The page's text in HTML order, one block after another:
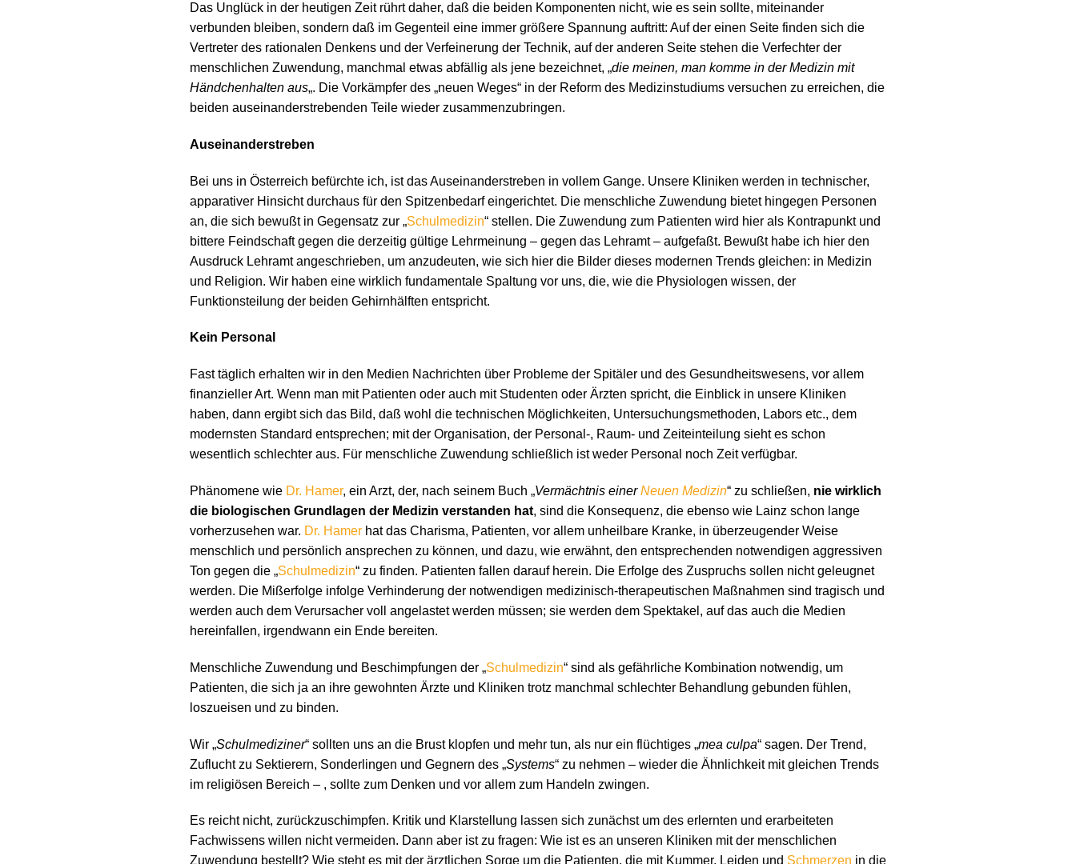
Das Unglück in der heutigen Zeit rührt daher, daß die beiden Komponenten nicht, wie es sein sollte, miteinander
verbunden bleiben, sondern daß im Gegenteil eine immer größere Spannung auftritt: Auf der einen Seite finden sich die
Vertreter des rationalen Denkens und der Verfeinerung der Technik, auf der anderen Seite stehen die Verfechter der
menschlichen Zuwendung, manchmal etwas abfällig als jene bezeichnet, „die meinen, man komme in der Medizin mit
Händchenhalten aus„. Die Vorkämpfer des „neuen Weges“ in der Reform des Medizinstudiums versuchen zu erreichen, die
beiden auseinanderstrebenden Teile wieder zusammenzubringen.
Auseinanderstreben
Bei uns in Österreich befürchte ich, ist das Auseinanderstreben in vollem Gange. Unsere Kliniken werden in technischer,
apparativer Hinsicht durchaus für den Spitzenbedarf eingerichtet. Die menschliche Zuwendung bietet hingegen Personen
an, die sich bewußt in Gegensatz zur „Schulmedizin“ stellen. Die Zuwendung zum Patienten wird hier als Kontrapunkt und
bittere Feindschaft gegen die derzeitig gültige Lehrmeinung – gegen das Lehramt – aufgefaßt. Bewußt habe ich hier den
Ausdruck Lehramt angeschrieben, um anzudeuten, wie sich hier die Bilder dieses modernen Trends gleichen: in Medizin
und Religion. Wir haben eine wirklich fundamentale Spaltung vor uns, die, wie die Physiologen wissen, der
Funktionsteilung der beiden Gehirnhälften entspricht.
Kein Personal
Fast täglich erhalten wir in den Medien Nachrichten über Probleme der Spitäler und des Gesundheitswesens, vor allem
finanzieller Art. Wenn man mit Patienten oder auch mit Studenten oder Ärzten spricht, die Einblick in unsere Kliniken
haben, dann ergibt sich das Bild, daß wohl die technischen Möglichkeiten, Untersuchungsmethoden, Labors etc., dem
modernsten Standard entsprechen; mit der Organisation, der Personal-, Raum- und Zeiteinteilung sieht es schon
wesentlich schlechter aus. Für menschliche Zuwendung schließlich ist weder Personal noch Zeit verfügbar.
Phänomene wie Dr. Hamer, ein Arzt, der, nach seinem Buch „Vermächtnis einerNeuen Medizin“ zu schließen, nie wirklich
die biologischen Grundlagen der Medizin verstanden hat, sind die Konsequenz, die ebenso wie Lainz schon lange
vorherzusehen war. Dr. Hamer hat das Charisma, Patienten, vor allem unheilbare Kranke, in überzeugender Weise
menschlich und persönlich ansprechen zu können, und dazu, wie erwähnt, den entsprechenden notwendigen aggressiven
Ton gegen die „Schulmedizin“ zu finden. Patienten fallen darauf herein. Die Erfolge des Zuspruchs sollen nicht geleugnet
werden. Die Mißerfolge infolge Verhinderung der notwendigen medizinisch-therapeutischen Maßnahmen sind tragisch und
werden auch dem Verursacher voll angelastet werden müssen; sie werden dem Spektakel, auf das auch die Medien
hereinfallen, irgendwann ein Ende bereiten.
Menschliche Zuwendung und Beschimpfungen der „Schulmedizin“ sind als gefährliche Kombination notwendig, um
Patienten, die sich ja an ihre gewohnten Ärzte und Kliniken trotz manchmal schlechter Behandlung gebunden fühlen,
loszueisen und zu binden.
Wir „Schulmediziner“ sollten uns an die Brust klopfen und mehr tun, als nur ein flüchtiges „mea culpa“ sagen. Der Trend,
Zuflucht zu Sektierern, Sonderlingen und Gegnern des „Systems“ zu nehmen – wieder die Ähnlichkeit mit gleichen Trends
im religiösen Bereich – , sollte zum Denken und vor allem zum Handeln zwingen.
Es reicht nicht, zurückzuschimpfen. Kritik und Klarstellung lassen sich zunächst um des erlernten und erarbeiteten
Fachwissens willen nicht vermeiden. Dann aber ist zu fragen: Wie ist es an unseren Kliniken mit der menschlichen
Zuwendung bestellt? Wie steht es mit der ärztlichen Sorge um die Patienten, die mit Kummer, Leiden und Schmerzen in die